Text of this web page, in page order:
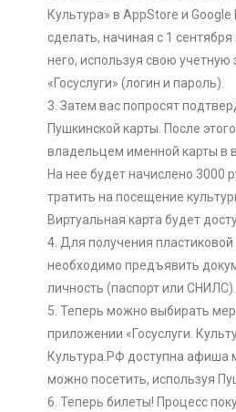
Культура» в AppStore и
сделать, начиная с 1
него, используя свою учетную
«Госуслуги» (логин и пароль).
3. Затем вас попросят
Пушкинской карты. После
владельцем именной карты в
На нее будет начислено 3000
тратить на посещение
Виртуальная карта будет
4. Для получения
необходимо предъявить
личность (паспорт или СНИЛС).
5. Теперь можно выбирать
приложении «Госуслуги.
Культура.РФ доступна афиша
можно посетить, используя
6. Теперь билеты! Процесс